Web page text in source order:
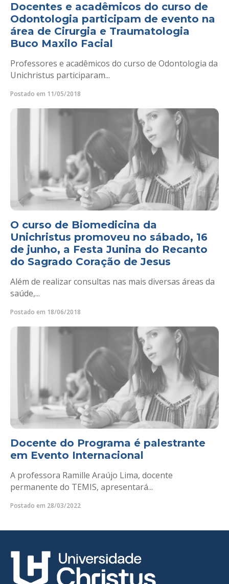
Docentes e acadêmicos do curso de
Odontologia participam de evento na
área de Cirurgia e Traumatologia
Buco Maxilo Facial
Professores e acadêmicos do curso de Odontologia da
Unichristus participaram...
Postado em 11/05/2018
O curso de Biomedicina da
Unichristus promoveu no sábado, 16
de junho, a Festa Junina do Recanto
do Sagrado Coração de Jesus
Além de realizar consultas nas mais diversas áreas da
saúde,...
Postado em 18/06/2018
Docente do Programa é palestrante
em Evento Internacional
A professora Ramille Araújo Lima, docente
permanente do TEMIS, apresentará...
Postado em 28/03/2022